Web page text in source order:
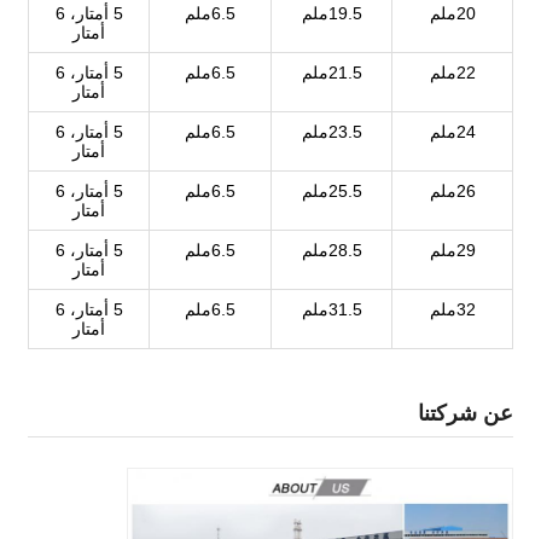
20ملم 19.5ملم 6.5ملم
5 أمتار، 6
أمتار
22ملم 21.5ملم 6.5ملم
5 أمتار، 6
أمتار
24ملم 23.5ملم 6.5ملم
5 أمتار، 6
أمتار
26ملم 25.5ملم 6.5ملم
5 أمتار، 6
أمتار
29ملم 28.5ملم 6.5ملم
5 أمتار، 6
أمتار
32ملم 31.5ملم 6.5ملم
5 أمتار، 6
أمتار
عن شركتنا